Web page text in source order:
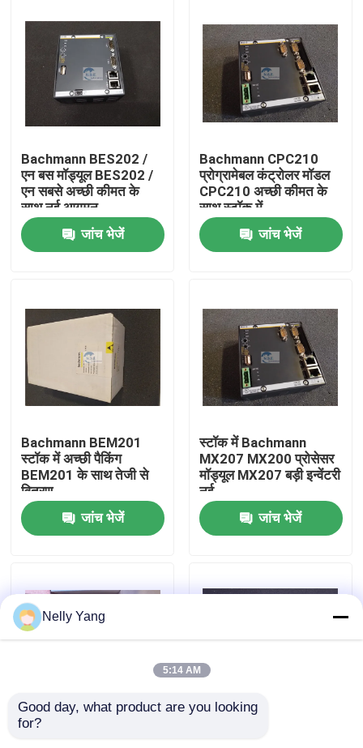
उत्पाद
हमारे बारे में
गुणवत्ता नियंत्रण
हमसे संपर्क करें
उद्धरण मांगें
Bachmann BES202 /
एन बस मॉड्यूल BES202 /
एन सबसे अच्छी कीमत के
साथ नई आगमन
जांच भेजें
Bachmann CPC210
प्रोग्रामेबल कंट्रोलर मॉडल
CPC210 अच्छी कीमत के
साथ स्टॉक में
जांच भेजें
Bachmann BEM201
स्टॉक में अच्छी पैकिंग
BEM201 के साथ तेजी से
वितरण
जांच भेजें
स्टॉक में Bachmann
MX207 MX200 प्रोसेसर
मॉड्यूल MX207 बड़ी इन्वेंटरी
नई
जांच भेजें
Bachmann DIO232
Nelly Yang
5:14 AM
Good day, what product are you looking
for?